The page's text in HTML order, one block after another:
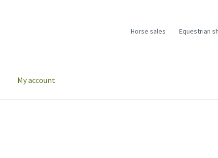
Horse sales Equestrian
My account